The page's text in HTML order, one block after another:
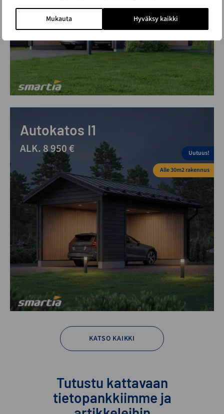
Mukauta Hyväksy kaikki
Autokatos I1
ALK. 8 950 €
Uutuus!
Alle 30m2 rakennus
KATSO KAIKKI
Tutustu kattavaan
tietopankkiimme ja